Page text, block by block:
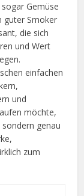
Gemüse
guter Smoker
die sich
und Wert
einfachen
und
möchte,
genau
zum